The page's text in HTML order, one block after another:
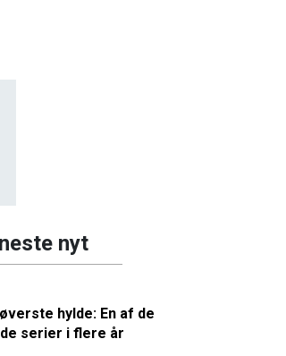
nyt
hylde: En af de
serier i flere år